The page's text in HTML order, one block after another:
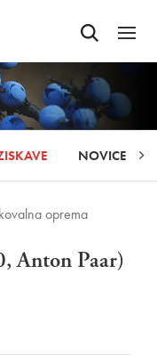
Odpri iskalnik
Odpri
NOVICE
oprema
Anton Paar)